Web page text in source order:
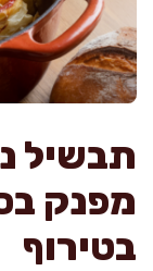
תבשיל
מפנק
בטירוף